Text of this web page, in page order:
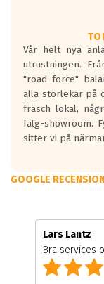
Vår helt nya
utrustningen.
"road force"
alla storlekar på
fräsch lokal,
fälg-showroom.
sitter vi på
GOOGLE
Lars Lantz
Bra services